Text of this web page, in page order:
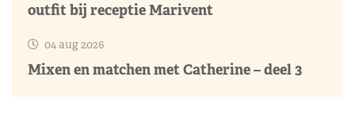
outfit bij receptie Marivent
04 aug 2026
Mixen en matchen met Catherine – deel 3